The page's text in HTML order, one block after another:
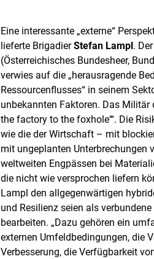
Eine interessante „externe“
lieferte BrigadierStefan Lampl .
(Österreichisches Bundesheer,
verwies auf die „herausragende
Ressourcenflusses“ in seinem
unbekannten Faktoren. Das Militär
the factory to the foxhole‘“. Die
wie die der Wirtschaft – mit
mit ungeplanten
weltweiten Engpässen bei
die nicht wie versprochen liefern
Lampl den allgegenwärtigen
und Resilienz seien als
bearbeiten. „Dazu gehören ein
externen Umfeldbedingungen, die
Verbesserung, die Verfügbarkeit